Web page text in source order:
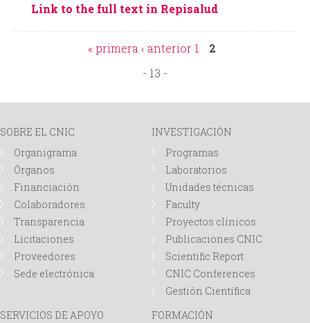
Link to the full text in Repisalud
á
g
i
n
a
s
« primera ‹ anterior 1
2
- 13 -
SOBRE EL CNIC
Organigrama
Órganos
Financiación
Colaboradores
Transparencia
Licitaciones
Proveedores
Sede electrónica
INVESTIGACIÓN
Programas
Laboratorios
Unidades técnicas
Faculty
Proyectos clínicos
Publicaciones CNIC
Scientific Report
CNIC Conferences
Gestión Científica
SERVICIOS DE APOYO
FORMACIÓN